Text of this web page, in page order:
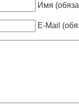
Имя
E-Mail